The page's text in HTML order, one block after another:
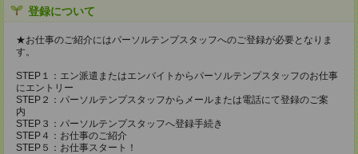
登録について
★お仕事のご紹介にはパーソルテンプスタッフへのご登録が必要となりま
す。
STEP１：エン派遣またはエンバイトからパーソルテンプスタッフのお仕事
にエントリー
STEP２：パーソルテンプスタッフからメールまたは電話にて登録のご案
内
STEP３：パーソルテンプスタッフへ登録手続き
STEP４：お仕事のご紹介
STEP５：お仕事スタート！